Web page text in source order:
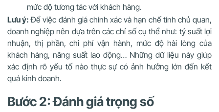
mức độ tương tác với khách hàng.
Lưu ý: Để việc đánh giá chính xác và hạn chế tính chủ quan,
doanh nghiệp nên dựa trên các chỉ số cụ thể như: tỷ suất lợi
nhuận, thị phần, chi phí vận hành, mức độ hài lòng của
khách hàng, năng suất lao động… Những dữ liệu này giúp
xác định rõ yếu tố nào thực sự có ảnh hưởng lớn đến kết
quả kinh doanh.
Bước 2: Đánh giá trọng số